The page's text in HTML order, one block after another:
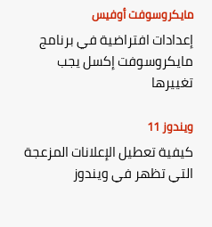
مايكروسوفت أوفيس
إعدادات افتراضية في برنامج
مايكروسوفت إكسل يجب
تغييرها
ويندوز 11
كيفية تعطيل الإعلانات المزعجة
التي تظهر في ويندوز